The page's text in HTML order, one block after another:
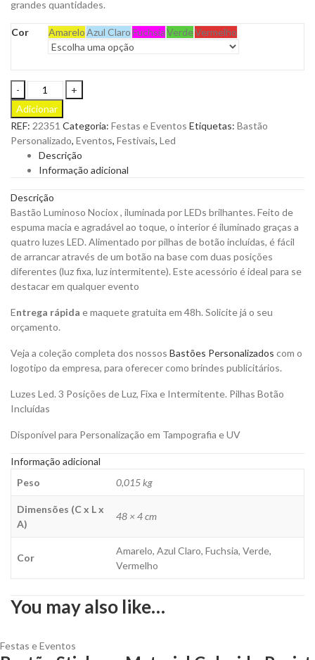
grandes quantidades.
Cor AmareloAzul ClaroFuchsiaVerdeVermelho
Bastão
Luminoso
Nociox,
Iluminado
por
Leds
Brilhantes
Espuma
Macia
para
Personalizar
quantity
Adicionar
REF: 22351 Categoria: Festas e Eventos Etiquetas: Bastão
Personalizado, Eventos, Festivais, Led
Descrição
Informação adicional
Descrição
Bastão Luminoso Nociox , iluminada por LEDs brilhantes. Feito de
espuma macia e agradável ao toque, o interior é iluminado graças a
quatro luzes LED. Alimentado por pilhas de botão incluídas, é fácil
de arrancar através de um botão na base com duas posições
diferentes (luz fixa, luz intermitente). Este acessório é ideal para se
destacar em qualquer evento
Entrega rápida e maquete gratuita em 48h. Solicite já o seu
orçamento.
Veja a coleção completa dos nossos Bastões Personalizados com o
logotipo da empresa, para oferecer como brindes publicitários.
Luzes Led. 3 Posições de Luz, Fixa e Intermitente. Pilhas Botão
Incluídas
Disponível para Personalização em Tampografia e UV
Informação adicional
Peso
0,015 kg
Dimensões (C x L x
A)
48 × 4 cm
Cor
Amarelo, Azul Claro, Fuchsia, Verde,
Vermelho
You may also like…
Festas e Eventos